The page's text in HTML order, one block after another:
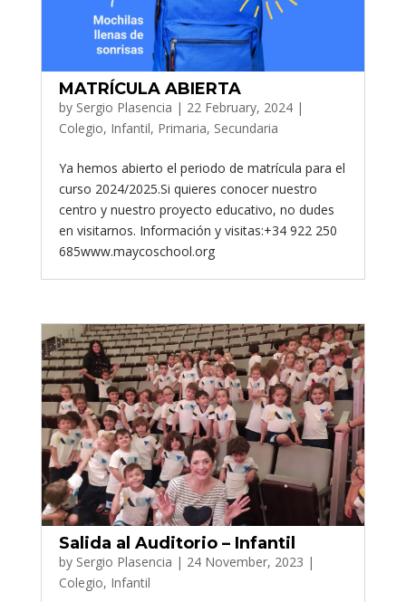
MATRÍCULA ABIERTA
by Sergio Plasencia | 22 February, 2024|
Colegio, Infantil, Primaria, Secundaria
Ya hemos abierto el periodo de matrícula para el
curso 2024/2025.Si quieres conocer nuestro
centro y nuestro proyecto educativo, no dudes
en visitarnos. Información y visitas:+34 922 250
685www.maycoschool.org
Salida al Auditorio – Infantil
by Sergio Plasencia | 24 November, 2023 |
Colegio, Infantil